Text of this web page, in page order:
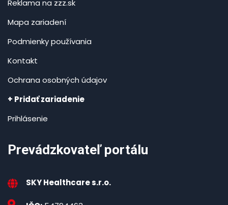
Reklama na zzz.sk
Mapa zariadení
Podmienky používania
Kontakt
Ochrana osobných údajov
+ Pridať zariadenie
Prihlásenie
Prevádzkovateľ portálu
SKY Healthcare s.r.o.